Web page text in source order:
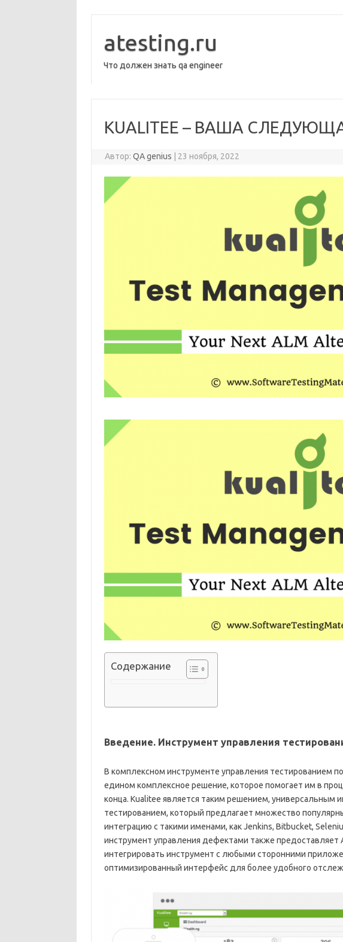
содержимому
atesting.ru
Что должен знать qa engineer
KUALITEE – ВАША
Автор:QA genius 23 ноября, 2022
Содержание
Введение. Инструмент управления
В комплексном инструменте управления тестированием
едином комплексное решение, которое помогает им в
конца. Kualitee является таким решением, универсальным
тестированием, который предлагает множество
интеграцию с такими именами, как Jenkins, Bitbucket,
инструмент управления дефектами также предоставляет
интегрировать инструмент с любыми сторонними
оптимизированный интерфейс для более удобного